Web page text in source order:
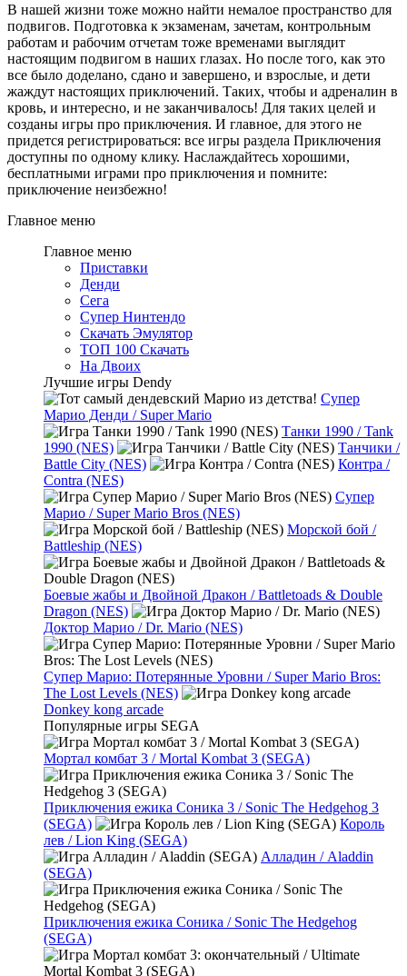
В нашей жизни тоже можно найти немалое пространство для
подвигов. Подготовка к экзаменам, зачетам, контрольным
работам и рабочим отчетам тоже временами выглядит
настоящим подвигом в наших глазах. Но после того, как это
все было доделано, сдано и завершено, и взрослые, и дети
жаждут настоящих приключений. Таких, чтобы и адреналин в
кровь, и интересно, и не заканчивалось! Для таких целей и
созданы игры про приключения. И главное, для этого не
придется регистрироваться: все игры раздела Приключения
доступны по одному клику. Наслаждайтесь хорошими,
бесплатными играми про приключения и помните:
приключение неизбежно!
Главное меню
Главное меню
Приставки
Денди
Сега
Супер Нинтендо
Скачать Эмулятор
ТОП 100 Скачать
На Двоих
Лучшие игры Dendy
Супер
Марио Денди / Super Mario
Танки 1990 / Tank
1990 (NES)
Танчики /
Battle City (NES)
Контра /
Contra (NES)
Супер
Марио / Super Mario Bros (NES)
Морской бой /
Battleship (NES)
Боевые жабы и Двойной Дракон / Battletoads & Double
Dragon (NES)
Доктор Марио / Dr. Mario (NES)
Супер Марио: Потерянные Уровни / Super Mario Bros:
The Lost Levels (NES)
Donkey kong arcade
Популярные игры SEGA
Мортал комбат 3 / Mortal Kombat 3 (SEGA)
Приключения ежика Соника 3 / Sonic The Hedgehog 3
(SEGA)
Король
лев / Lion King (SEGA)
Алладин / Aladdin
(SEGA)
Приключения ежика Соника / Sonic The Hedgehog
(SEGA)